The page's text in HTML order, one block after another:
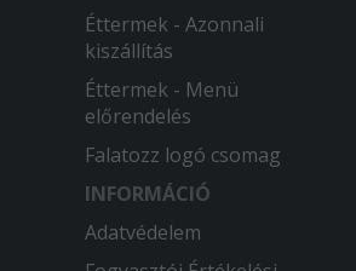
Éttermek - Azonnali
kiszállítás
Éttermek - Menü
előrendelés
Falatozz logó csomag
INFORMÁCIÓ
Adatvédelem